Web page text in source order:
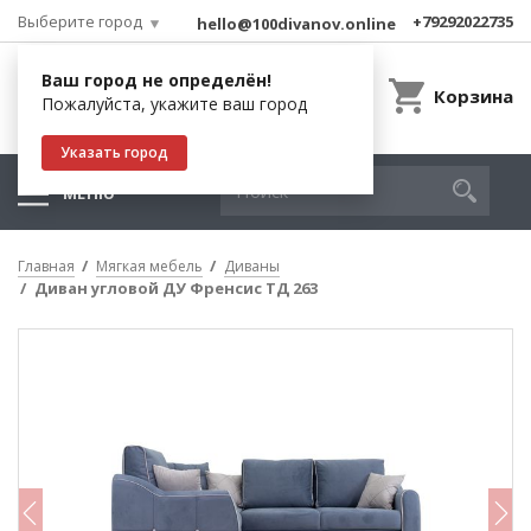
Выберите город
Ваш город не определён!
Пожалуйста, укажите ваш город
Указать город
hello@100divanov.online +79292022735
Корзина
МЕНЮ
Главная Мягкая мебель Диваны
Диван угловой ДУ Френсис ТД 263